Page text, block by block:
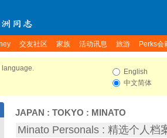
交友社区 家族 活动讯息 旅游 Perks会
language.
English
中文简体
JAPAN : TOKYO : MINATO
Minato Personals : 精选个人档